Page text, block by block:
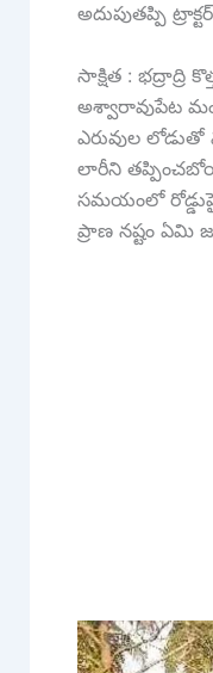
అదుపుతప్పి
సాక్షిత : భద్రాద్రి
అశ్వారావుపేట
ఎరువుల లోడుతో
లారీని తప్పించబోయి
సమయంలో
ప్రాణ నష్టం ఏమి